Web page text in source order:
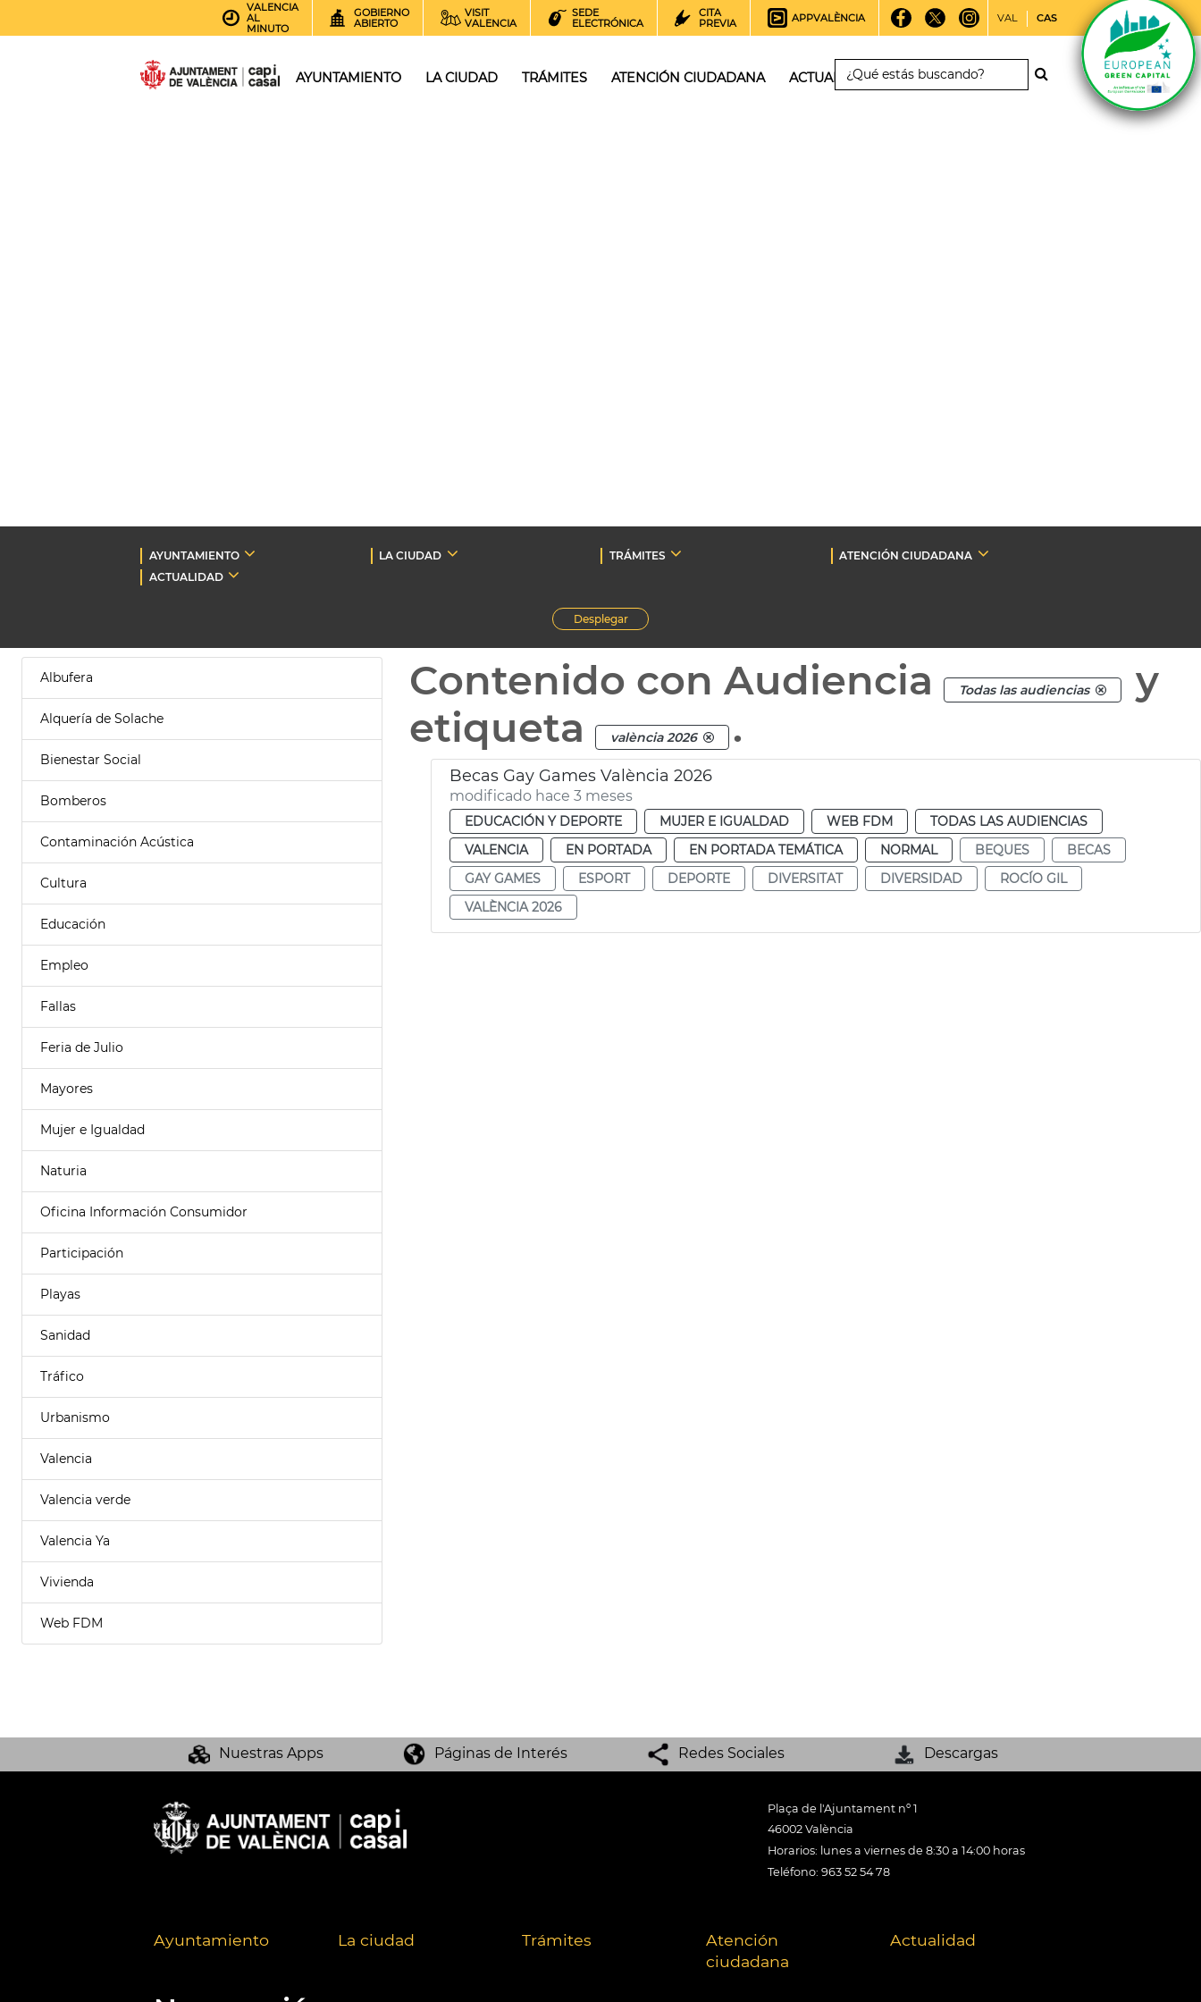
VALENCIA
AL
MINUTO
GOBIERNO
ABIERTO
VISIT
VALENCIA
SEDE
ELECTRÓNICA
CITA
PREVIA
APPVALÈNCIA VAL CAS
AYUNTAMIENTO LA CIUDAD TRÁMITES ATENCIÓN CIUDADANA ACTUALIDAD
AYUNTAMIENTO LA CIUDAD TRÁMITES
ATENCIÓN CIUDADANA
ACTUALIDAD
Desplegar
Albufera
Alquería de Solache
Bienestar Social
Bomberos
Contaminación Acústica
Cultura
Educación
Empleo
Fallas
Feria de Julio
Mayores
Mujer e Igualdad
Naturia
Oficina Información Consumidor
Participación
Playas
Sanidad
Tráfico
Urbanismo
Valencia
Valencia verde
Valencia Ya
Vivienda
Web FDM
Contenido con Audiencia Todas las audiencias
y
etiqueta
valència 2026 .
Becas Gay Games València 2026
modificado hace 3 meses
EDUCACIÓN Y DEPORTE MUJER E IGUALDAD WEB FDM
TODAS LAS AUDIENCIAS
VALENCIA
EN PORTADA EN PORTADA TEMÁTICA NORMAL BEQUES
BECAS
GAY GAMES
ESPORT DEPORTE DIVERSITAT DIVERSIDAD
ROCÍO GIL
VALÈNCIA 2026
Nuestras Apps Páginas de Interés Redes Sociales Descargas
Plaça de l'Ajuntament nº 1
46002 València
Horarios: lunes a viernes de 8:30 a 14:00 horas
Teléfono: 963 52 54 78
Ayuntamiento La ciudad Trámites
Atención
ciudadana
Actualidad